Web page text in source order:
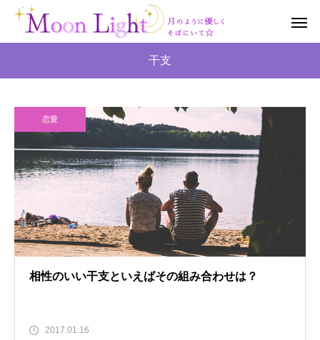
干支
恋愛
相性のいい干支といえばその組み合わせは？
2017.01.16